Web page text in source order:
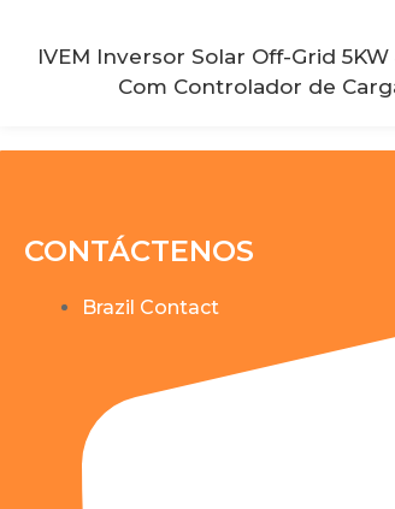
IVEM Inversor Solar Off-Grid 5KW
Com Controlador de
CONTÁCTENOS
Brazil Contact